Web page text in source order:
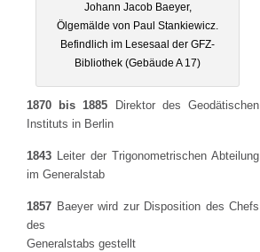
Johann Jacob Baeyer,
Ölgemälde von Paul Stankiewicz.
Befindlich im Lesesaal der GFZ-
Bibliothek (Gebäude A 17)
1870 bis 1885 Direktor des Geodätischen
Instituts in Berlin
1843 Leiter der Trigonometrischen Abteilung
im Generalstab
1857 Baeyer wird zur Disposition des Chefs
des
Generalstabs gestellt